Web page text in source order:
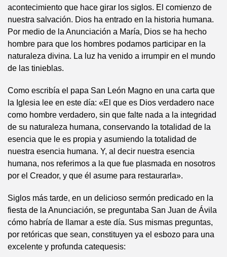
acontecimiento que hace girar los siglos. El comienzo de
nuestra salvación. Dios ha entrado en la historia humana.
Por medio de la Anunciación a María, Dios se ha hecho
hombre para que los hombres podamos participar en la
naturaleza divina. La luz ha venido a irrumpir en el mundo
de las tinieblas.
Como escribía el papa San León Magno en una carta que
la Iglesia lee en este día: «El que es Dios verdadero nace
como hombre verdadero, sin que falte nada a la integridad
de su naturaleza humana, conservando la totalidad de la
esencia que le es propia y asumiendo la totalidad de
nuestra esencia humana. Y, al decir nuestra esencia
humana, nos referimos a la que fue plasmada en nosotros
por el Creador, y que él asume para restaurarla».
Siglos más tarde, en un delicioso sermón predicado en la
fiesta de la Anunciación, se preguntaba San Juan de Ávila
cómo habría de llamar a este día. Sus mismas preguntas,
por retóricas que sean, constituyen ya el esbozo para una
excelente y profunda catequesis: